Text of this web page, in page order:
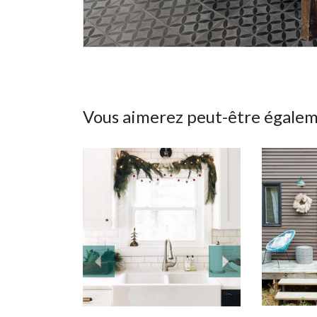
Vous aimerez peut-être